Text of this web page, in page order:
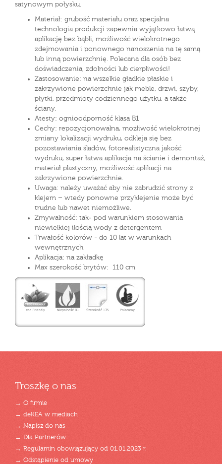
satynowym połysku.
Materiał: grubość materiału oraz specjalna
technologia produkcji zapewnia wyjątkowo łatwą
aplikację bez bąbli, możliwość wielokrotnego
zdejmowania i ponownego nanoszenia na tę samą
lub inną powierzchnię. Polecana dla osób bez
doświadczenia, zdolności lub cierpliwości!
Zastosowanie: na wszelkie gładkie płaskie i
zakrzywione powierzchnie jak meble, drzwi, szyby,
płytki, przedmioty codziennego użytku, a także
ściany.
Atesty: ognioodporność klasa B1
Cechy: repozycjonowalna, możliwość wielokrotnej
zmiany lokalizacji wydruku, odkleja się bez
pozostawiania śladów, fotorealistyczna jakość
wydruku, super łatwa aplikacja na ścianie i demontaż,
materiał plastyczny, możliwość aplikacji na
zakrzywione powierzchnie.
Uwaga: należy uważać aby nie zabrudzić strony z
klejem – wtedy ponowne przyklejenie może być
trudne lub nawet niemożliwe.
Zmywalność: tak- pod warunkiem stosowania
niewielkiej ilością wody z detergentem
Trwałość kolorów - do 10 lat w warunkach
wewnętrznych
Aplikacja: na zakładkę
Max szerokość brytów: 110 cm
Troszkę o nas
→ O firmie
→ deKEA w mediach
→ Napisz do nas
→ Dla Partnerów
→ Regulamin obowiązujący od 01.01.2023 r.
→ Odstąpienie od umowy